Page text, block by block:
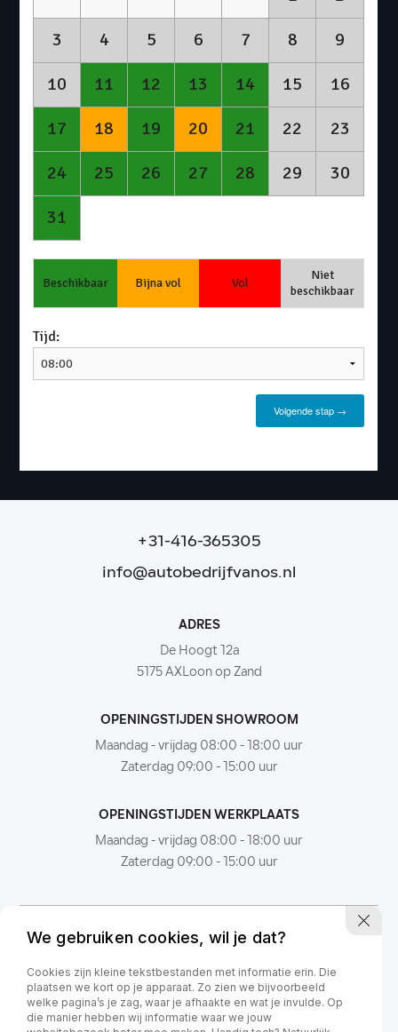
+31-416-365305
info@autobedrijfvanos.nl
ADRES
De Hoogt 12a
5175 AXLoon op Zand
OPENINGSTIJDEN SHOWROOM
Maandag - vrijdag 08:00 - 18:00 uur
Zaterdag 09:00 - 15:00 uur
OPENINGSTIJDEN WERKPLAATS
Maandag - vrijdag 08:00 - 18:00 uur
Zaterdag 09:00 - 15:00 uur
We gebruiken cookies, wil je dat?
Cookies zijn kleine tekstbestanden met informatie erin. Die
plaatsen we kort op je apparaat. Zo zien we bijvoorbeeld
welke pagina’s je zag, waar je afhaakte en wat je invulde. Op
die manier hebben wij informatie waar we jouw